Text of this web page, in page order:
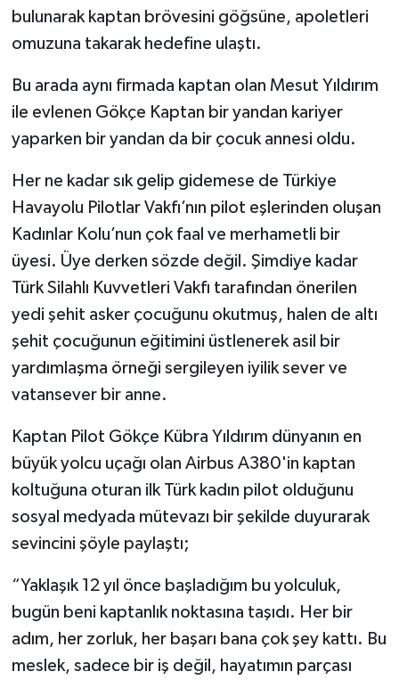
bulunarak kaptan brövesini göğsüne, apoletleri
omuzuna takarak hedefine ulaştı.
Bu arada aynı firmada kaptan olan Mesut Yıldırım
ile evlenen Gökçe Kaptan bir yandan kariyer
yaparken bir yandan da bir çocuk annesi oldu.
Her ne kadar sık gelip gidemese de Türkiye
Havayolu Pilotlar Vakfı’nın pilot eşlerinden oluşan
Kadınlar Kolu’nun çok faal ve merhametli bir
üyesi. Üye derken sözde değil. Şimdiye kadar
Türk Silahlı Kuvvetleri Vakfı tarafından önerilen
yedi şehit asker çocuğunu okutmuş, halen de altı
şehit çocuğunun eğitimini üstlenerek asil bir
yardımlaşma örneği sergileyen iyilik sever ve
vatansever bir anne.
Kaptan Pilot Gökçe Kübra Yıldırım dünyanın en
büyük yolcu uçağı olan Airbus A380'in kaptan
koltuğuna oturan ilk Türk kadın pilot olduğunu
sosyal medyada mütevazı bir şekilde duyurarak
sevincini şöyle paylaştı;
“Yaklaşık 12 yıl önce başladığım bu yolculuk,
bugün beni kaptanlık noktasına taşıdı. Her bir
adım, her zorluk, her başarı bana çok şey kattı. Bu
meslek, sadece bir iş değil, hayatımın parçası